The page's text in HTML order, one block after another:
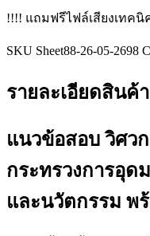
และ
!!!! แถมฟรีไฟล์เสียงเทค
SKU Sheet88-26-05-2698
รายละเอียดสินค้า
แนวข้อสอบ วิศว
กระทรวงการอุด
และนวัตกรรม พ